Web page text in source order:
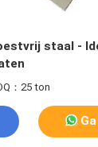
staal -
：25 ton